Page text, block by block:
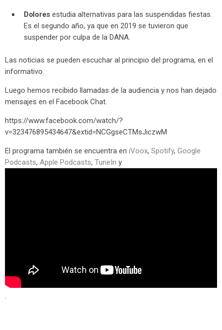
Dolores estudia alternativas para las suspendidas fiestas.
Es el segundo año, ya que en 2019 se tuvieron que
suspender por culpa de la DANA.
Las noticias se pueden escuchar al principio del programa, en el
informativo.
Luego hemos recibido llamadas de la audiencia y nos han dejado
mensajes en el Facebook Chat.
https://www.facebook.com/watch/?
v=323476895434647&extid=NCGgseCTMsJiczwM
El programa también se encuentra en iVoox, Spotify, Google
Podcasts, Apple Podcasts, TuneIn y
.